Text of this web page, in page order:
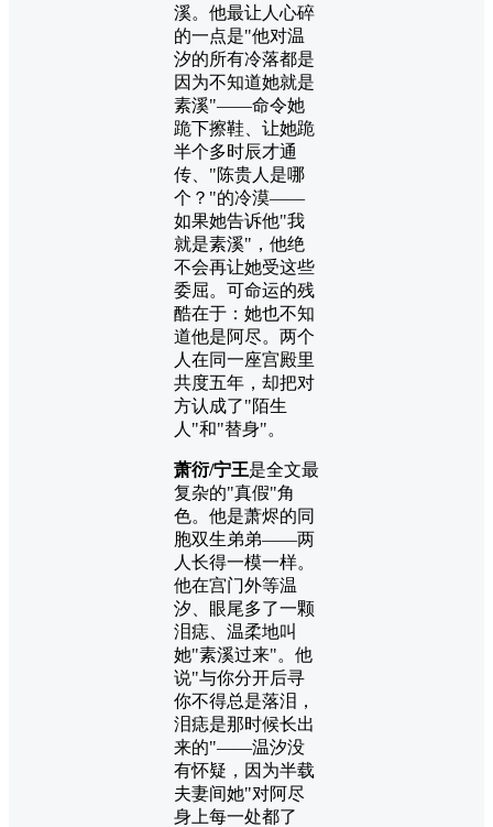
溪。他最让人心碎
的一点是"他对温
汐的所有冷落都是
因为不知道她就是
素溪"——命令她
跪下擦鞋、让她跪
半个多时辰才通
传、"陈贵人是哪
个？"的冷漠——
如果她告诉他"我
就是素溪"，他绝
不会再让她受这些
委屈。可命运的残
酷在于：她也不知
道他是阿尽。两个
人在同一座宫殿里
共度五年，却把对
方认成了"陌生
人"和"替身"。
萧衍/宁王是全文最
复杂的"真假"角
色。他是萧烬的同
胞双生弟弟——两
人长得一模一样。
他在宫门外等温
汐、眼尾多了一颗
泪痣、温柔地叫
她"素溪过来"。他
说"与你分开后寻
你不得总是落泪，
泪痣是那时候长出
来的"——温汐没
有怀疑，因为半载
夫妻间她"对阿尽
身上每一处都了